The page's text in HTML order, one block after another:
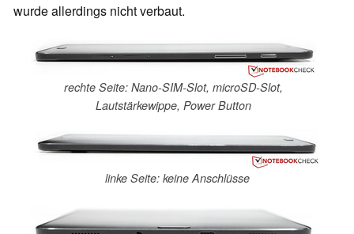
wurde allerdings nicht verbaut.
rechte Seite: Nano-SIM-Slot, microSD-Slot,
Lautstärkewippe, Power Button
linke Seite: keine Anschlüsse